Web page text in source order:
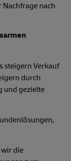
nach
steigern Verkauf
durch
und gezielte
die